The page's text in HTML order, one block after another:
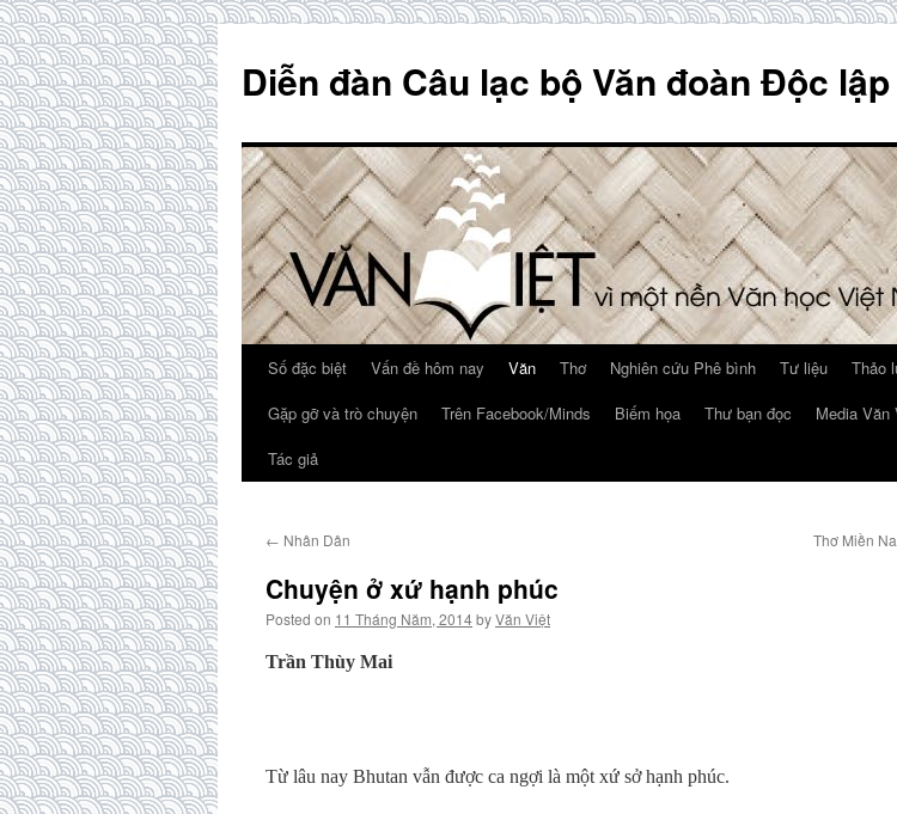
content
Diễn đàn Câu lạc bộ Văn đoàn Độc
Số đặc biệt Vấn đề hôm nay Văn Thơ Nghiên cứu Phê bình Tư liệu Thảo
Gặp gỡ và trò chuyện
Trên Facebook/Minds Biếm họa Thư bạn đọc Media Văn
Tác giả
← Nhân Dân Thơ Miền
Chuyện ở xứ hạnh phúc
Posted on 11 Tháng Năm, 2014byVăn Việt
Trần Thùy Mai
Từ lâu nay Bhutan vẫn được ca ngợi là một xứ sở hạnh phúc.